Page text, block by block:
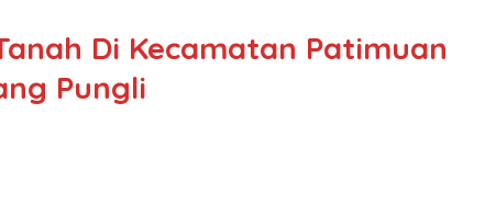
Di Kecamatan Patimuan
Pungli